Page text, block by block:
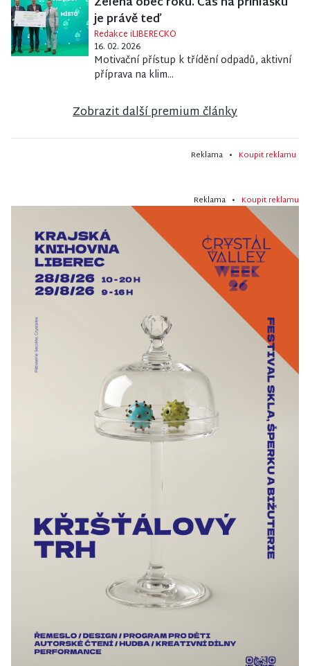
je právě teď
Redakce iLIBERECKO
16. 02. 2026
Motivační přístup k třídění odpadů, aktivní
příprava na klim...
Zobrazit další premium články
Reklama • Koupit reklamu
Reklama • Koupit reklamu